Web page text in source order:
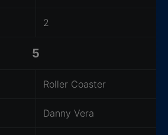
2
5
Roller Coaster
Danny Vera